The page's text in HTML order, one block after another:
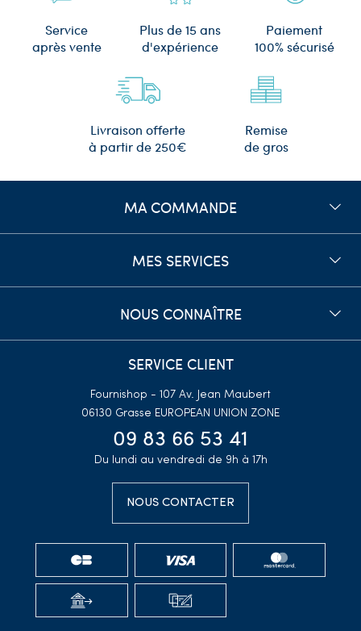
Service
après vente
Plus de 15 ans
d'expérience
Paiement
100% sécurisé
Livraison offerte
à partir de 250€
Remise
de gros
MA COMMANDE
MES SERVICES
NOUS CONNAÎTRE
SERVICE CLIENT
Fournishop - 107 Av. Jean Maubert
06130 Grasse EUROPEAN UNION ZONE
09 83 66 53 41
Du lundi au vendredi de 9h à 17h
NOUS CONTACTER